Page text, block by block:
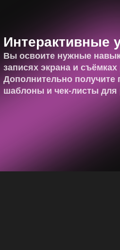
Интерактивные
Вы освоите нужные
записях экрана и
Дополнительно получите
шаблоны и чек-листы для